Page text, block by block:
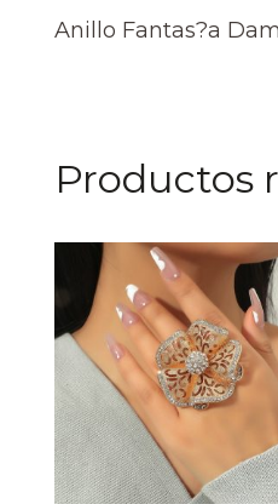
Anillo Fantas?a
Productos